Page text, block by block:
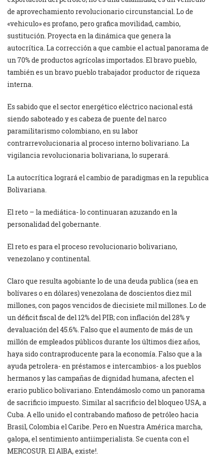
de aprovechamiento revolucionario circunstancial. Lo de
«vehiculo» es profano, pero grafica movilidad, cambio,
sustitución. Proyecta en la dinámica que genera la
autocrítica. La corrección a que cambie el actual panorama de
un 70% de productos agrícolas importados. El bravo pueblo,
también es un bravo pueblo trabajador productor de riqueza
interna.
Es sabido que el sector energético eléctrico nacional está
siendo saboteado y es cabeza de puente del narco
paramilitarismo colombiano, en su labor
contrarrevolucionaria al proceso interno bolivariano. La
vigilancia revolucionaria bolivariana, lo superará.
La autocrítica logrará el cambio de paradigmas en la republica
Bolivariana.
El reto – la mediática- lo continuaran azuzando en la
personalidad del gobernante.
El reto es para el proceso revolucionario bolivariano,
venezolano y continental.
Claro que resulta agobiante lo de una deuda publica (sea en
bolívares o en dólares) venezolana de doscientos diez mil
millones, con pagos vencidos de diecisiete mil millones. Lo de
un déficit fiscal de del 12% del PIB; con inflación del 28% y
devaluación del 45.6%. Falso que el aumento de más de un
millón de empleados públicos durante los últimos diez años,
haya sido contraproducente para la economía. Falso que a la
ayuda petrolera- en préstamos e intercambios- a los pueblos
hermanos y las campañas de dignidad humana, afecten el
erario publico bolivariano. Entendámoslo como un panorama
de sacrificio impuesto. Similar al sacrificio del bloqueo USA, a
Cuba. A ello unido el contrabando mafioso de petróleo hacia
Brasil, Colombia el Caribe. Pero en Nuestra América marcha,
galopa, el sentimiento antiimperialista. Se cuenta con el
MERCOSUR. El AlBA, existe!.